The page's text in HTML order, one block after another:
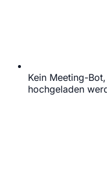
Kein Meeting-
hochgeladen